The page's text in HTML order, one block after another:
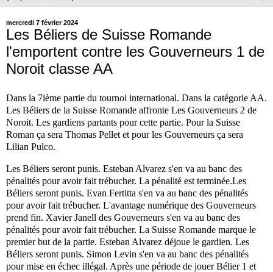
mercredi 7 février 2024
Les Béliers de Suisse Romande
l'emportent contre les Gouverneurs 1 de
Noroit classe AA
Dans la 7ième partie du tournoi international. Dans la catégorie AA.
Les Béliers de la Suisse Romande affronte Les Gouverneurs 2 de
Noroit. Les gardiens partants pour cette partie. Pour la Suisse
Roman ça sera Thomas Pellet et pour les Gouverneurs ça sera
Lilian Pulco.
Les Béliers seront punis. Esteban Alvarez s'en va au banc des
pénalités pour avoir fait trébucher. La pénalité est terminée.Les
Béliers seront punis. Evan Fertitta s'en va au banc des pénalités
pour avoir fait trébucher. L'avantage numérique des Gouverneurs
prend fin. Xavier Janell des Gouverneurs s'en va au banc des
pénalités pour avoir fait trébucher. La Suisse Romande marque le
premier but de la partie. Esteban Alvarez déjoue le gardien. Les
Béliers seront punis. Simon Levin s'en va au banc des pénalités
pour mise en échec illégal. Après une période de jouer Bélier 1 et